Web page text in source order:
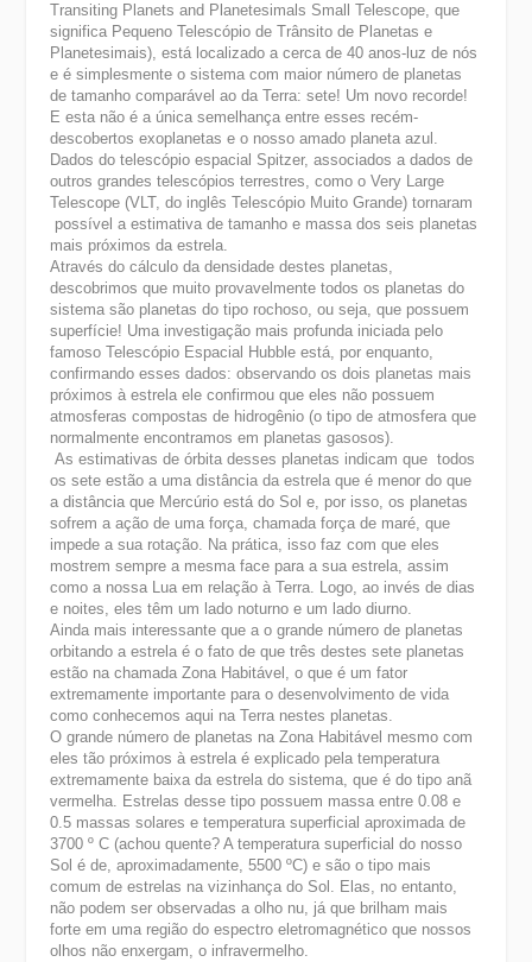
Transiting Planets and Planetesimals Small Telescope, que
significa Pequeno Telescópio de Trânsito de Planetas e
Planetesimais), está localizado a cerca de 40 anos-luz de nós
e é simplesmente o sistema com maior número de planetas
de tamanho comparável ao da Terra: sete! Um novo recorde!
E esta não é a única semelhança entre esses recém-
descobertos exoplanetas e o nosso amado planeta azul.
Dados do telescópio espacial Spitzer, associados a dados de
outros grandes telescópios terrestres, como o Very Large
Telescope (VLT, do inglês Telescópio Muito Grande) tornaram
possível a estimativa de tamanho e massa dos seis planetas
mais próximos da estrela.
Através do cálculo da densidade destes planetas,
descobrimos que muito provavelmente todos os planetas do
sistema são planetas do tipo rochoso, ou seja, que possuem
superfície! Uma investigação mais profunda iniciada pelo
famoso Telescópio Espacial Hubble está, por enquanto,
confirmando esses dados: observando os dois planetas mais
próximos à estrela ele confirmou que eles não possuem
atmosferas compostas de hidrogênio (o tipo de atmosfera que
normalmente encontramos em planetas gasosos).
As estimativas de órbita desses planetas indicam que todos
os sete estão a uma distância da estrela que é menor do que
a distância que Mercúrio está do Sol e, por isso, os planetas
sofrem a ação de uma força, chamada força de maré, que
impede a sua rotação. Na prática, isso faz com que eles
mostrem sempre a mesma face para a sua estrela, assim
como a nossa Lua em relação à Terra. Logo, ao invés de dias
e noites, eles têm um lado noturno e um lado diurno.
Ainda mais interessante que a o grande número de planetas
orbitando a estrela é o fato de que três destes sete planetas
estão na chamada Zona Habitável, o que é um fator
extremamente importante para o desenvolvimento de vida
como conhecemos aqui na Terra nestes planetas.
O grande número de planetas na Zona Habitável mesmo com
eles tão próximos à estrela é explicado pela temperatura
extremamente baixa da estrela do sistema, que é do tipo anã
vermelha. Estrelas desse tipo possuem massa entre 0.08 e
0.5 massas solares e temperatura superficial aproximada de
3700 º C (achou quente? A temperatura superficial do nosso
Sol é de, aproximadamente, 5500 ºC) e são o tipo mais
comum de estrelas na vizinhança do Sol. Elas, no entanto,
não podem ser observadas a olho nu, já que brilham mais
forte em uma região do espectro eletromagnético que nossos
olhos não enxergam, o infravermelho.